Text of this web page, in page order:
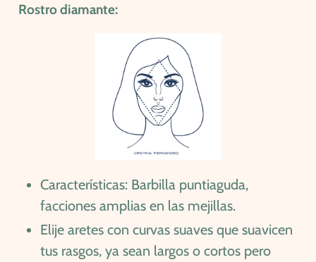
Rostro diamante:
Características: Barbilla puntiaguda,
facciones amplias en las mejillas.
Elije aretes con curvas suaves que suavicen
tus rasgos, ya sean largos o cortos pero